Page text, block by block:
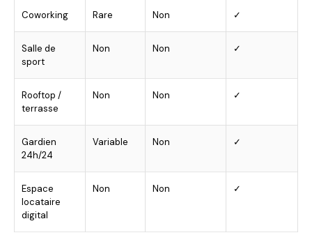
Coworking Rare Non ✓
Salle de
sport
Non Non ✓
Rooftop /
terrasse
Non Non ✓
Gardien
24h/24
Variable Non ✓
Espace
locataire
digital
Non Non ✓